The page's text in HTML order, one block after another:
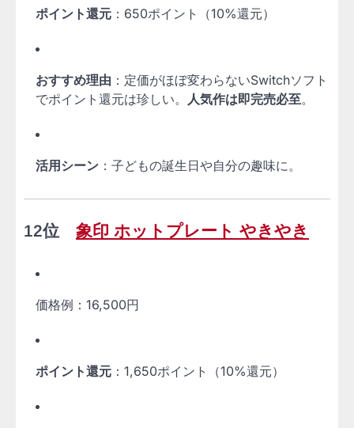
ポイント還元 ：650ポイント（10%還元）
おすすめ理由 ：定価がほぼ変わらないSwitchソフト
でポイント還元は珍しい。
人気作は即完売必至。
活用シーン ：子どもの誕生日や自分の趣味に。
12位 象印 ホットプレート やきやき
価格例：16,500円
ポイント還元 ：1,650ポイント（10%還元）